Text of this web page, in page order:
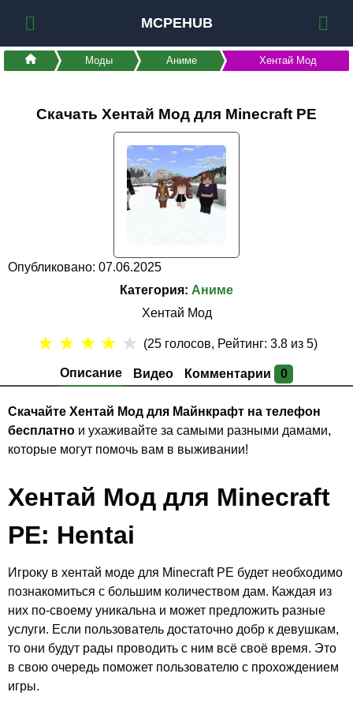
MCPEHUB
Моды Аниме Хентай Мод
Скачать Хентай Мод для Minecraft PE
Опубликовано: 07.06.2025
Категория: Аниме
Хентай Мод
Описание Видео Комментарии 0
★ ★ ★ ★ ★ (25 голосов, Рейтинг:3.8 из 5)
Скачайте Хентай Мод для Майнкрафт на телефон
бесплатнои ухаживайте за самыми разными дамами,
которые могут помочь вам в выживании!
Хентай Мод для Minecraft
PE: Hentai
Игроку в хентай моде для Minecraft PE будет необходимо
познакомиться с большим количеством дам. Каждая из
них по-своему уникальна и может предложить разные
услуги. Если пользователь достаточно добр к девушкам,
то они будут рады проводить с ним всё своё время. Это
в свою очередь поможет пользователю с прохождением
игры.